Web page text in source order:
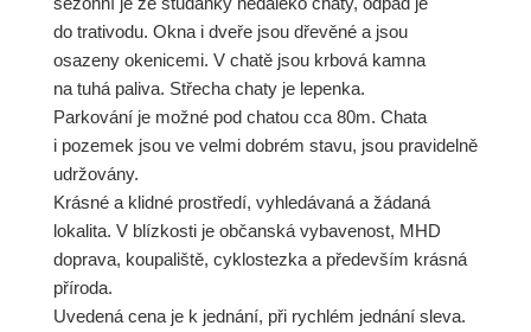
do trativodu. Okna i dveře jsou dřevěné a jsou
osazeny okenicemi. V chatě jsou krbová kamna
na tuhá paliva. Střecha chaty je lepenka.
Parkování je možné pod chatou cca 80m. Chata
i pozemek jsou ve velmi dobrém stavu, jsou pravidelně
udržovány.
Krásné a klidné prostředí, vyhledávaná a žádaná
lokalita. V blízkosti je občanská vybavenost, MHD
doprava, koupaliště, cyklostezka a především krásná
příroda.
Uvedená cena je k jednání, při rychlém jednání sleva.